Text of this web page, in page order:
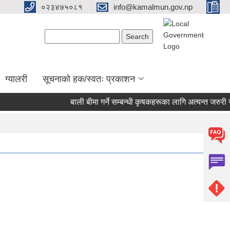
०२३४७५०८१ info@kamalmun.gov.np
ग्यालरी सूचनाको हक/स्वतः प्रकाशन
बाली बीमा गर्ने सम्बन्धी कृषकहरूका लागि अत्यन्त जरुरी